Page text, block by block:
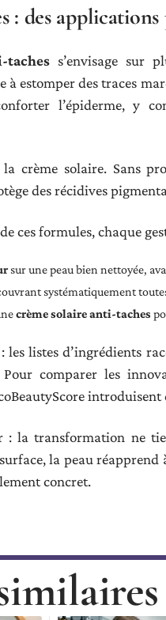
: des
taches s’envisage sur
à estomper des traces
l’épiderme, y
la crème solaire. Sans
des récidives
ces formules, chaque
sur une peau bien nettoyée,
systématiquement
crème solaire anti-taches
les listes d’ingrédients
comparer les
introduisent
: la transformation ne
la peau réapprend
concret.